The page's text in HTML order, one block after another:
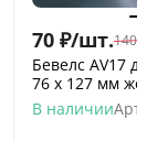
70 ₽/шт.140
Бевелс AV17
76 х 127 мм
В наличии